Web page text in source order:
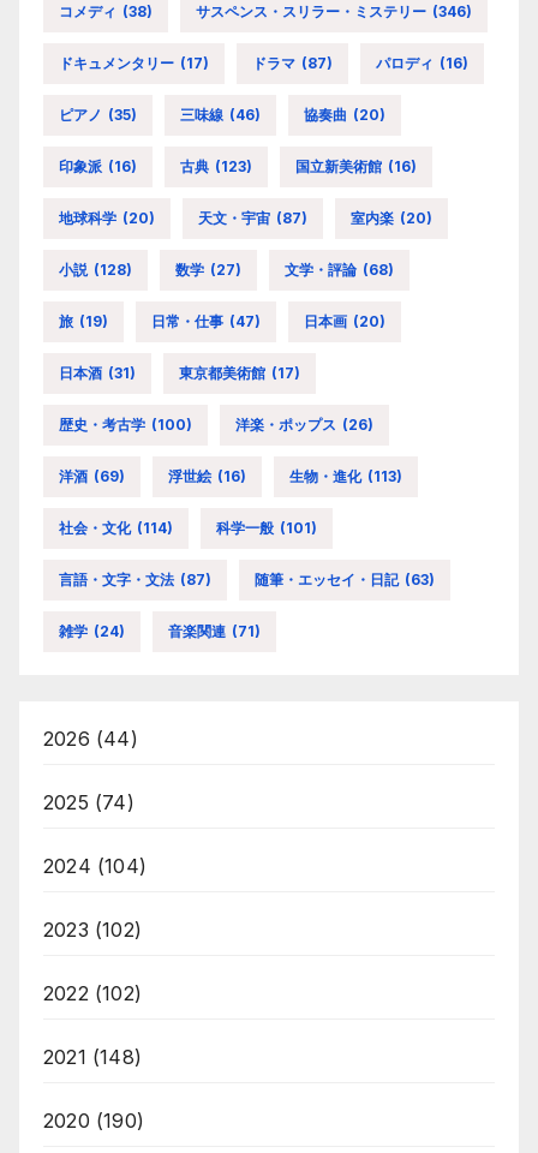
コメディ (38) サスペンス・スリラー・ミステリー (346)
ドキュメンタリー (17) ドラマ (87) パロディ (16)
ピアノ (35) 三味線 (46) 協奏曲 (20)
印象派 (16) 古典 (123) 国立新美術館 (16)
地球科学 (20) 天文・宇宙 (87) 室内楽 (20)
小説 (128) 数学 (27) 文学・評論 (68)
旅 (19) 日常・仕事 (47) 日本画 (20)
日本酒 (31) 東京都美術館 (17)
歴史・考古学 (100) 洋楽・ポップス (26)
洋酒 (69) 浮世絵 (16) 生物・進化 (113)
社会・文化 (114) 科学一般 (101)
言語・文字・文法 (87) 随筆・エッセイ・日記 (63)
雑学 (24) 音楽関連 (71)
2026 (44)
2025 (74)
2024 (104)
2023 (102)
2022 (102)
2021 (148)
2020 (190)